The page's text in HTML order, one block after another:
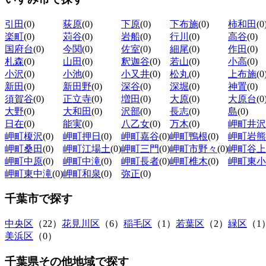
引田(0) 荻原(0) 下原(0) 下布施(0) 柿和田
楽町(0) 苅谷(0) 岩船(0) 行川 (0) 高谷(0)
国府台(0) 今関(0) 佐室(0) 細尾(0) 作田(0)
札森(0) 山田(0) 釈迦谷(0) 若山(0) 小高(0)
小沢(0) 小池(0) 小又井(0) 松丸(0) 上布施
新田(0) 新田野(0) 深谷(0) 深堀(0) 神置(0)
須賀谷(0) 正立寺(0) 増田(0) 大原(0) 大原台
大野(0) 大和田(0) 沢部(0) 長志(0) 島(0)
日在(0) 能実(0) 八乙女(0) 万木(0) 岬町井沢
岬町榎沢(0) 岬町押日 (0) 岬町嘉谷(0)岬町鴨根(0) 岬町岩熊
岬町桑田(0) 岬町江場土(0)岬町三門(0)岬町市野々(0)岬町谷上
岬町中原(0) 岬町中滝(0) 岬町長者(0)岬町椎木(0) 岬町東
岬町東中滝(0)岬町和泉(0) 弥正(0)
千葉市で探す
中央区 （22） 花見川区 （6） 稲毛区 （1） 若葉区 （2） 緑区 （1）
美浜区 （0）
千葉県その他地域で探す